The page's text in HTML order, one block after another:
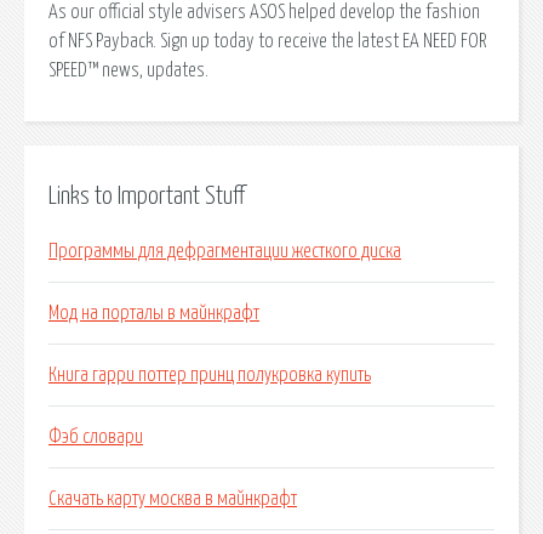
As our official style advisers ASOS helped develop the fashion
of NFS Payback. Sign up today to receive the latest EA NEED FOR
SPEED™ news, updates.
Links to Important Stuff
Программы для дефрагментации жесткого диска
Мод на порталы в майнкрафт
Книга гарри поттер принц полукровка купить
Фэб словари
Скачать карту москва в майнкрафт